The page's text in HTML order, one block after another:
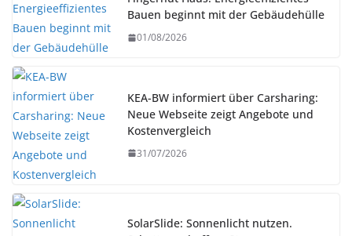
Bauen beginnt mit der Gebäudehülle
01/08/2026
KEA-BW informiert über Carsharing:
Neue Webseite zeigt Angebote und
Kostenvergleich
31/07/2026
SolarSlide: Sonnenlicht nutzen.